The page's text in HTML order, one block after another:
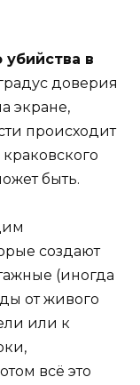
в
доверия
экране,
происходит
быть.
создают
(иногда
от живого
или к
всё это